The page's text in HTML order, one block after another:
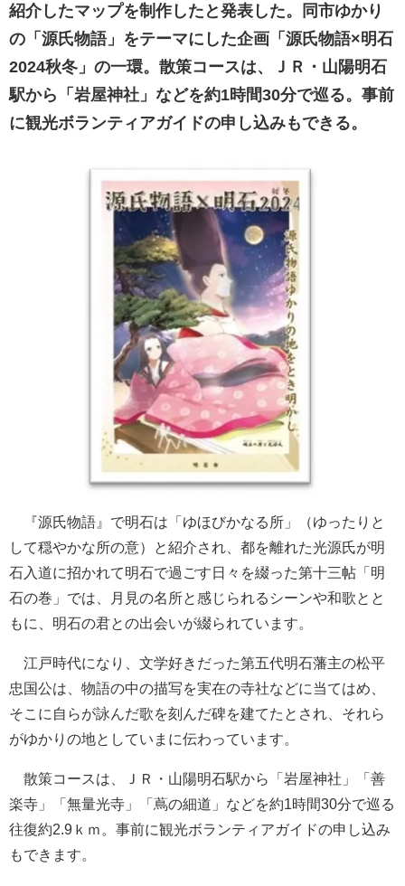
紹介したマップを制作したと発表した。同市ゆかり
の「源氏物語」をテーマにした企画「源氏物語×明石
2024秋冬」の一環。散策コースは、ＪＲ・山陽明石
駅から「岩屋神社」などを約1時間30分で巡る。事前
に観光ボランティアガイドの申し込みもできる。
『源氏物語』で明石は「ゆほびかなる所」（ゆったりと
して穏やかな所の意）と紹介され、都を離れた光源氏が明
石入道に招かれて明石で過ごす日々を綴った第十三帖「明
石の巻」では、月見の名所と感じられるシーンや和歌とと
もに、明石の君との出会いが綴られています。
江戸時代になり、文学好きだった第五代明石藩主の松平
忠国公は、物語の中の描写を実在の寺社などに当てはめ、
そこに自らが詠んだ歌を刻んだ碑を建てたとされ、それら
がゆかりの地としていまに伝わっています。
散策コースは、ＪＲ・山陽明石駅から「岩屋神社」「善
楽寺」「無量光寺」「蔦の細道」などを約1時間30分で巡る
往復約2.9ｋｍ。事前に観光ボランティアガイドの申し込み
もできます。